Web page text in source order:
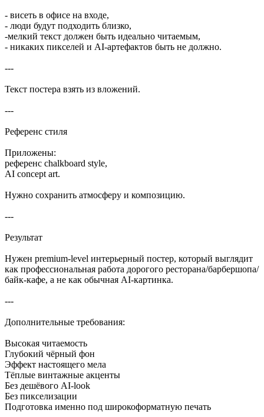
- висеть в офисе на входе,
- люди будут подходить близко,
-мелкий текст должен быть идеально читаемым,
- никаких пикселей и AI-артефактов быть не должно.
---
Текст постера взять из вложений.
---
Референс стиля
Приложены:
референс chalkboard style,
AI concept art.
Нужно сохранить атмосферу и композицию.
---
Результат
Нужен premium-level интерьерный постер, который выглядит
как профессиональная работа дорогого ресторана/барбершопа/
байк-кафе, а не как обычная AI-картинка.
---
Дополнительные требования:
Высокая читаемость
Глубокий чёрный фон
Эффект настоящего мела
Тёплые винтажные акценты
Без дешёвого AI-look
Без пикселизации
Подготовка именно под широкоформатную печать